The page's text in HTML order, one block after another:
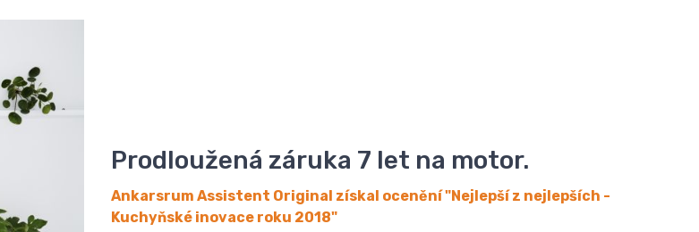
Prodloužená záruka 7 let na motor.
Ankarsrum Assistent Original získal ocenění"Nejlepší z nejlepších -
Kuchyňské inovace roku 2018"